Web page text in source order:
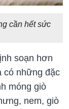
cần hết sức
soạn hơn
có những đặc
móng giò
nem, giò